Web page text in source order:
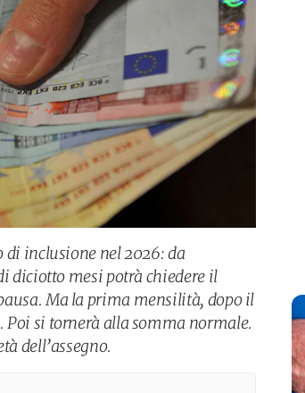
di inclusione nel 2026: da
diciotto mesi potrà chiedere il
Ma la prima mensilità, dopo il
si tornerà alla somma normale.
dell’assegno.